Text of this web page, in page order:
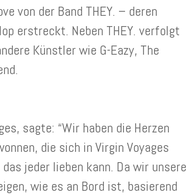
von der Band THEY. – deren
erstreckt. Neben THEY. verfolgt
Künstler wie G-Eazy, The
sagte: “Wir haben die Herzen
die sich in Virgin Voyages
jeder lieben kann. Da wir unsere
wie es an Bord ist, basierend